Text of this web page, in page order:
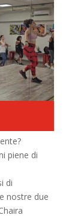
piene di
di
nostre due